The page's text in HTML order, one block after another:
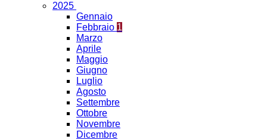
2025
Gennaio
Febbraio 1
Marzo
Aprile
Maggio
Giugno
Luglio
Agosto
Settembre
Ottobre
Novembre
Dicembre